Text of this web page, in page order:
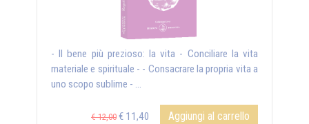
- Il bene più prezioso: la vita - Conciliare la vita
materiale e spirituale - - Consacrare la propria vita a
uno scopo sublime - ...
€ 12,00 € 11,40 Aggiungi al carrello